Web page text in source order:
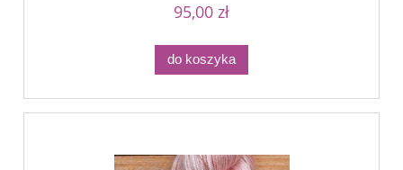
95,00 zł
do koszyka